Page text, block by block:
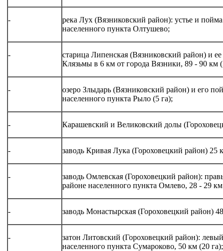
-
река Лух (Вязниковский район): устье и
населенного пункта Олтушево;
-
старица Липенская (Вязниковский район) и
Клязьмы в 6 км от города Вязники, 89 - 90 км
-
озеро Злыдарь (Вязниковский район) и его
населенного пункта Рыло (5 га);
- Карашевский и Великовский долы
- заводь Кривая Лука (Гороховецкий район) 25
-
заводь Омлевская (Гороховецкий район):
районе населенного пункта Омлево, 28 - 29
- заводь Монастырская (Гороховецкий район)
-
затон Литовский (Гороховецкий район):
населенного пункта Сумароково, 50 км (20 га);